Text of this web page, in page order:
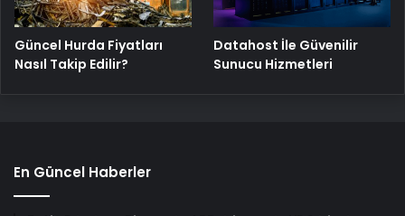
Güncel Hurda Fiyatları
Nasıl Takip Edilir?
Datahost İle Güvenilir
Sunucu Hizmetleri
En Güncel Haberler